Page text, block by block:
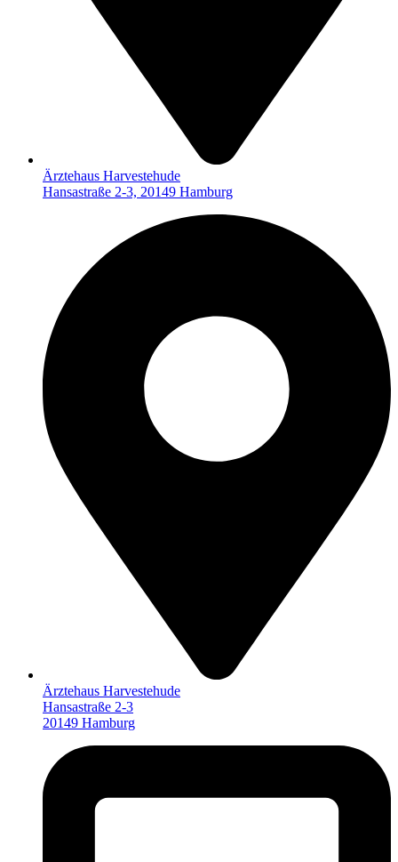
Ärztehaus Harvestehude
Hansastraße 2-3, 20149 Hamburg
Ärztehaus Harvestehude
Hansastraße 2-3
20149 Hamburg